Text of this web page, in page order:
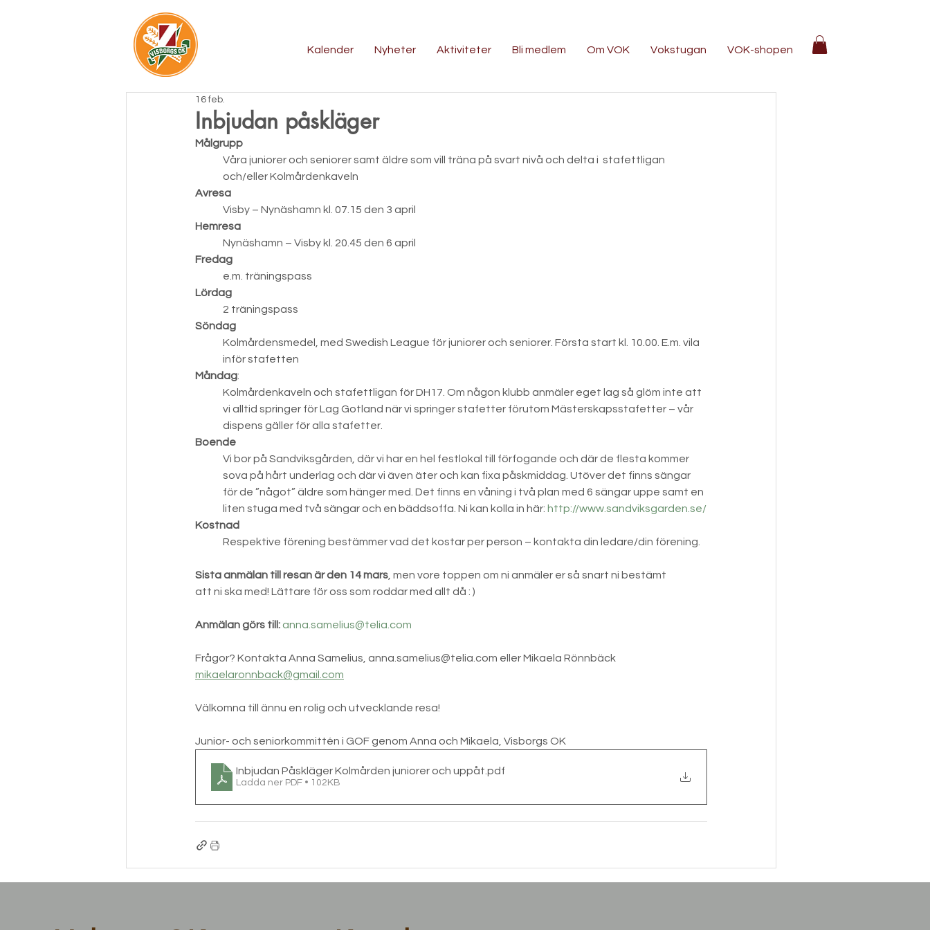
Kalender Nyheter Aktiviteter Bli medlem Om VOK Vokstugan VOK-shopen
Inbjudan påskläger
16 feb.
Målgrupp
Våra juniorer och seniorer samt äldre som vill träna på svart nivå och delta i  stafettligan
och/eller Kolmårdenkaveln
Avresa
Visby – Nynäshamn kl. 07.15 den 3 april
Hemresa
	Nynäshamn – Visby kl. 20.45 den 6 april
Fredag
	e.m. träningspass
Lördag
	2 träningspass
Söndag
Kolmårdensmedel, med Swedish League för juniorer och seniorer. Första start kl. 10.00. E.m. vila
inför stafetten
Måndag:
Kolmårdenkaveln och stafettligan för DH17. Om någon klubb anmäler eget lag så glöm inte att
vi alltid springer för Lag Gotland när vi springer stafetter förutom Mästerskapsstafetter – vår
dispens gäller för alla stafetter.
Boende
Vi bor på Sandviksgården, där vi har en hel festlokal till förfogande och där de flesta kommer
sova på hårt underlag och där vi även äter och kan fixa påskmiddag. Utöver det finns sängar
för de ”något” äldre som hänger med. Det finns en våning i två plan med 6 sängar uppe samt en
liten stuga med två sängar och en bäddsoffa. Ni kan kolla in här: http://www.sandviksgarden.se/
Kostnad
Respektive förening bestämmer vad det kostar per person – kontakta din ledare/din förening.
Sista anmälan till resan är den 14 mars, men vore toppen om ni anmäler er så snart ni bestämt
att ni ska med! Lättare för oss som roddar med allt då : )
Anmälan görs till: anna.samelius@telia.com
Frågor? Kontakta Anna Samelius, anna.samelius@telia.com eller Mikaela Rönnbäck
mikaelaronnback@gmail.com
Välkomna till ännu en rolig och utvecklande resa!
Junior- och seniorkommittén i GOF genom Anna och Mikaela, Visborgs OK
Inbjudan Påskläger Kolmården juniorer och uppåt.pdf
Ladda ner PDF • 102KB